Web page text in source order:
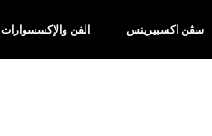
سڤن اكسبيرينس الفن والإكسسوارات